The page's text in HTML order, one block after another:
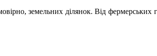
земельних ділянок. Від